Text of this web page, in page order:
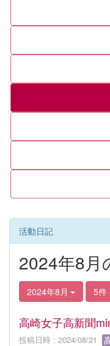
活動日記
2024年8月
2024年8月 5件
高崎女子高新聞
投稿日時 : 2024/08/21